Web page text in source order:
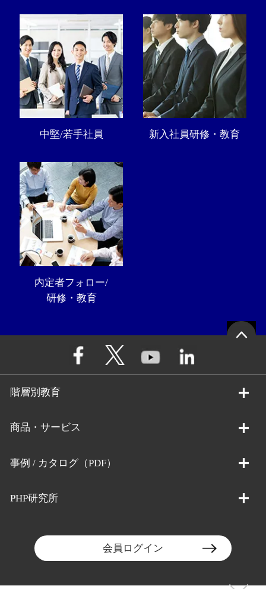
中堅/若手社員 新入社員研修・教育
内定者フォロー/
研修・教育
階層別教育
商品・サービス
事例 / カタログ（PDF）
PHP研究所
会員ログイン